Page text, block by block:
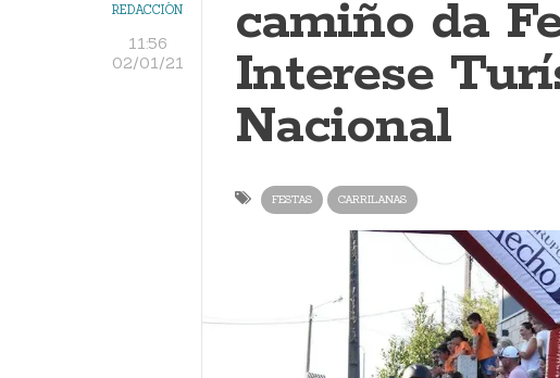
REDACCIÓN
11:56
02/01/21
camiño da
Interese
Nacional
FESTAS CARRILANAS